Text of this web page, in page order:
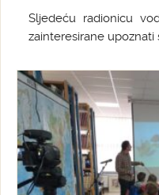
Sljedeću radionicu
zainteresirane upoznati